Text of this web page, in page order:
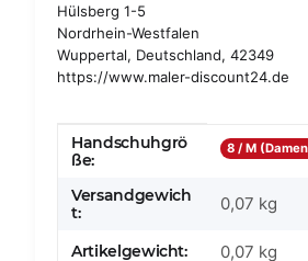
Hülsberg 1-5
Nordrhein-Westfalen
Wuppertal, Deutschland, 42349
https://www.maler-discount24.de
Produkteigenschaft
Wert
Handschuhgrö
ße:
8 / M
Versandgewich
t:
0,07 kg
Artikelgewicht: 0,07 kg